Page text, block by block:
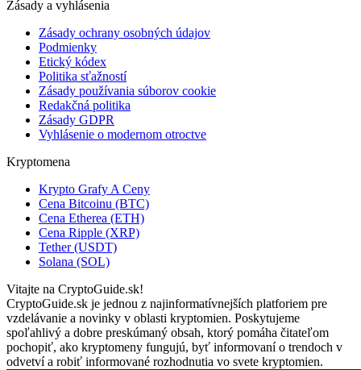
Zásady a vyhlásenia
Zásady ochrany osobných údajov
Podmienky
Etický kódex
Politika sťažností
Zásady používania súborov cookie
Redakčná politika
Zásady GDPR
Vyhlásenie o modernom otroctve
Kryptomena
Krypto Grafy A Ceny
Cena Bitcoinu (BTC)
Cena Etherea (ETH)
Cena Ripple (XRP)
Tether (USDT)
Solana (SOL)
Vitajte na CryptoGuide.sk!
CryptoGuide.sk je jednou z najinformatívnejších platforiem pre
vzdelávanie a novinky v oblasti kryptomien. Poskytujeme
spoľahlivý a dobre preskúmaný obsah, ktorý pomáha čitateľom
pochopiť, ako kryptomeny fungujú, byť informovaní o trendoch v
odvetví a robiť informované rozhodnutia vo svete kryptomien.